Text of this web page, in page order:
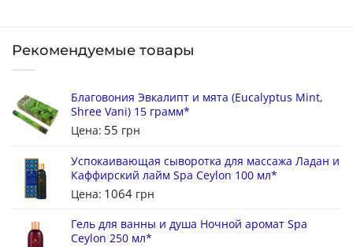
Рекомендуемые товары
Благовония Эвкалипт и мята (Eucalyptus Mint,
Shree Vani) 15 грамм*
Цена: 55 грн
Успокаивающая сыворотка для массажа Ладан и
Каффирский лайм Spa Ceylon 100 мл*
Цена: 1064 грн
Гель для ванны и душа Ночной аромат Spa
Ceylon 250 мл*